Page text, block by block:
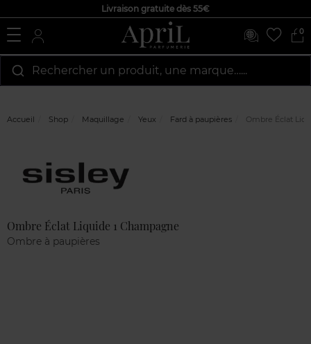
Livraison gratuite dès 55€
0
Rechercher un produit, une marque…...
Accueil Shop Maquillage Yeux Fard à paupières Ombre Éclat
Ombre Éclat Liquide 1 Champagne
Ombre à paupières